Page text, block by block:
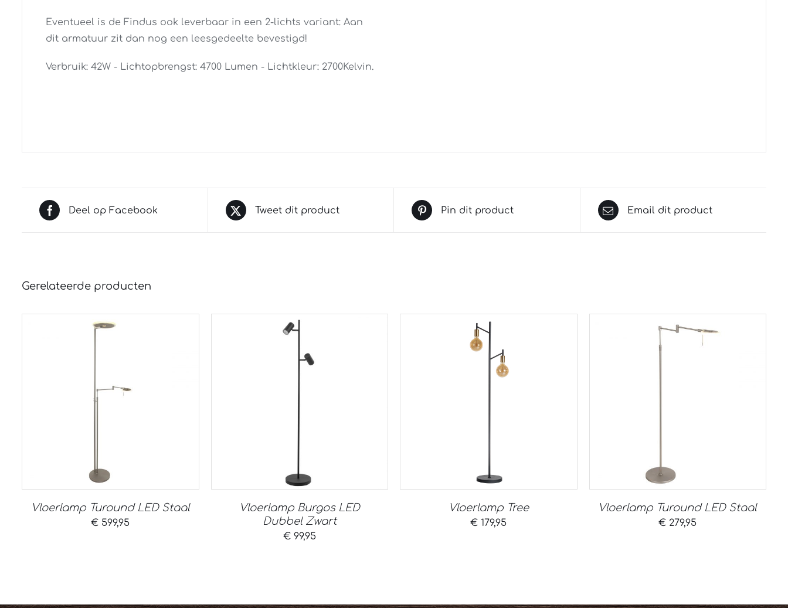
Eventueel is de Findus ook leverbaar in een 2-lichts variant: Aan
dit armatuur zit dan nog een leesgedeelte bevestigd!
Verbruik: 42W - Lichtopbrengst: 4700 Lumen - Lichtkleur: 2700Kelvin.
Deel op Facebook Tweet dit product Pin dit product Email dit product
Gerelateerde producten
Vloerlamp Turound LED Staal
€ 599,95
Vloerlamp Burgos LED
Dubbel Zwart
€99,95
Vloerlamp Tree
€ 179,95
Vloerlamp Turound LED Staal
€ 279,95